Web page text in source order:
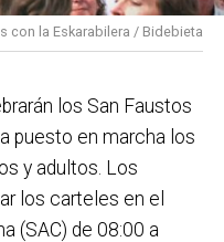
con la Eskarabilera / Bidebieta
los San Faustos
puesto en marcha los
y adultos. Los
los carteles en el
(SAC) de 08:00 a